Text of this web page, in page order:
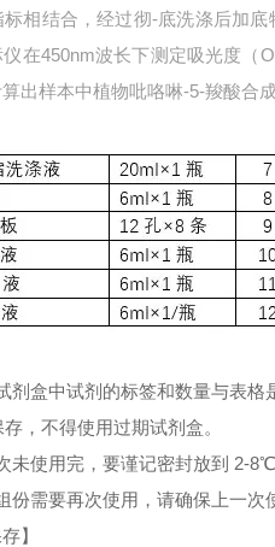
标相结合，经过彻-底洗涤后加
在450nm波长下测定吸光度（
出样本中植物吡咯啉-5-羧酸合
剂盒中试剂的标签和数量与表格
，不得使用过期试剂盒。
未使用完，要谨记密封放到 2-8℃
份需要再次使用，请确保上一次
】